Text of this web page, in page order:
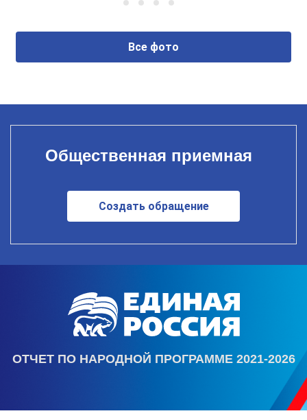
Все фото
Общественная приемная
Создать обращение
ОТЧЕТ ПО НАРОДНОЙ ПРОГРАММЕ 2021-2026